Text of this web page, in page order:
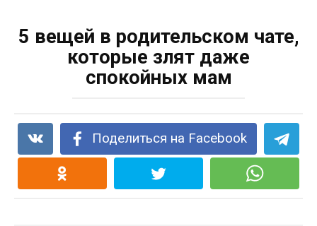
5 вещей в родительском чате,
которые злят даже
спокойных мам
Поделиться на Facebook